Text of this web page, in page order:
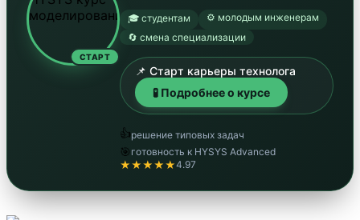
СТАРТ
🎓 студентам
⚙️ молодым инженерам
🔄 смена специализации
📌 Старт карьеры технолога
🧪 Подробнее о курсе
👍решение типовых задач
🎯 готовность к HYSYS Advanced
★★★★★4.97